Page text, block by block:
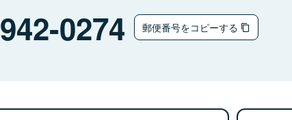
942-0274 郵便番号をコピーする